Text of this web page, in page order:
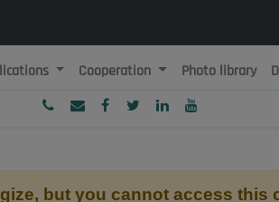
Démocratique et Populaire
Cooperation Photo library
but you cannot access this